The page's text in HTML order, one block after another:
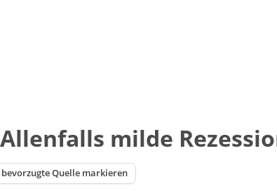
milde
Quelle markieren